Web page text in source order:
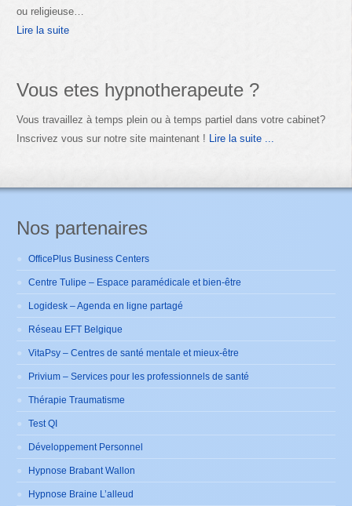
ou religieuse…
Lire la suite
Vous etes hypnotherapeute ?
Vous travaillez à temps plein ou à temps partiel dans votre cabinet?
Inscrivez vous sur notre site maintenant ! Lire la suite ...
Nos partenaires
OfficePlus Business Centers
Centre Tulipe – Espace paramédicale et bien-être
Logidesk – Agenda en ligne partagé
Réseau EFT Belgique
VitaPsy – Centres de santé mentale et mieux-être
Privium – Services pour les professionnels de santé
Thérapie Traumatisme
Test QI
Développement Personnel
Hypnose Brabant Wallon
Hypnose Braine L’alleud